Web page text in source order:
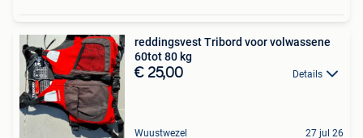
reddingsvest Tribord voor volwassene
60tot 80 kg
€ 25,00 Details
Wuustwezel 27 jul 26